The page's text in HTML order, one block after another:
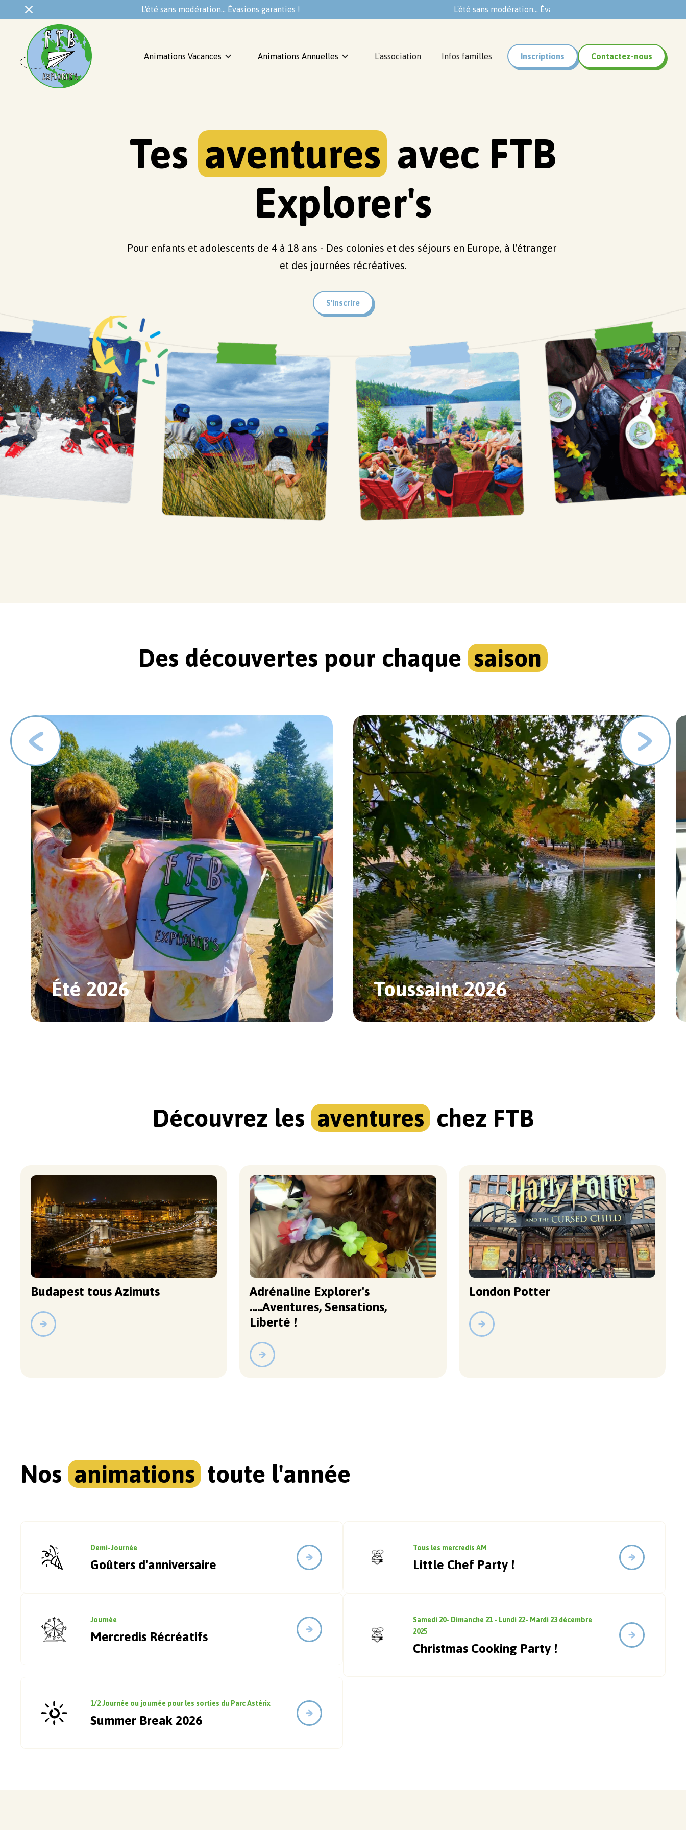
L'été sans modération... Évasions garanties ! L'été sans modération... Évasions garanties !
Animations Vacances Animations Annuelles L'association Infos familles Inscriptions Contactez-nous
Tes aventures avec FTB
Explorer's
Pour enfants et adolescents de 4 à 18 ans - Des colonies et des séjours en Europe, à l'étranger
et des journées récréatives.
S'inscrire
Des découvertes pour chaque saison
Été 2026 Toussaint 2026
Découvrez les aventures chez FTB
Budapest tous Azimuts
Adrénaline Explorer's
.....Aventures, Sensations,
Liberté !
London Potter
Nos animations toute l'année
Demi-Journée
Goûters d'anniversaire
Tous les mercredis AM
Little Chef Party !
Journée
Mercredis Récréatifs
Samedi 20- Dimanche 21 - Lundi 22- Mardi 23 décembre
2025
Christmas Cooking Party !
1/2 Journée ou journée pour les sorties du Parc Astérix
Summer Break 2026